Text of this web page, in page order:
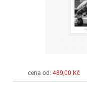
cena od: 489,00 Kč